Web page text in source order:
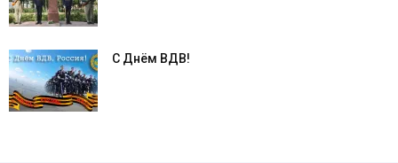
С Днём ВДВ!